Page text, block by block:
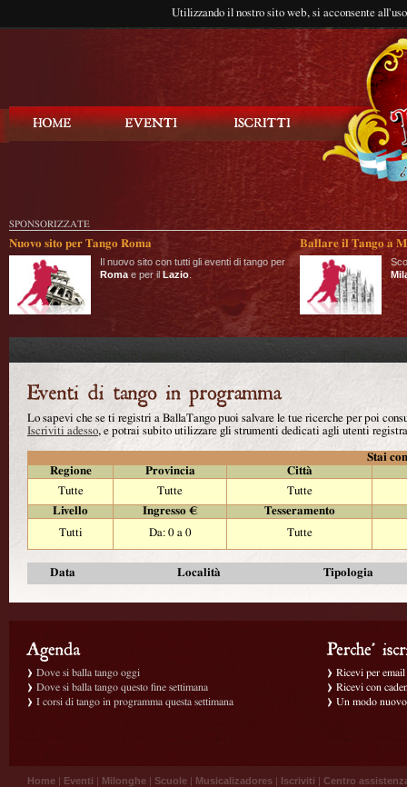
Utilizzando il nostro sito web, si acconsente
SPONSORIZZATE
Nuovo sito per Tango Roma
Il nuovo sito con tutti gli eventi di tango per
Roma e per il Lazio
Ballare il Tango a
Lo sapevi che se ti registri a BallaTango puoi salvare le tue ricerche per poi
Iscriviti adesso, e potrai subito utilizzare gli strumenti dedicati agli utenti
Stai
Regione
Provincia
Città
Tutte
Tutte
Tutte
Livello
Ingresso €
Tesseramento
Tutti
Da: 0 a 0 Tutte
Data Località Tipologia
Dove si balla tango oggi
Dove si balla tango questo fine settimana
I corsi di tango in programma questa settimana
Ricevi per
Ricevi con
Un modo
Home | Eventi | Milonghe | Scuole | Musicalizadores | Iscriviti | Centro